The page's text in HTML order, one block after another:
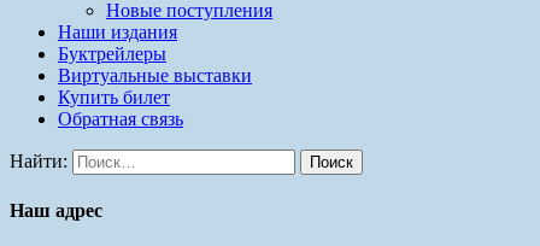
Новые поступления
Наши издания
Буктрейлеры
Виртуальные выставки
Купить билет
Обратная связь
Найти:
Наш адрес